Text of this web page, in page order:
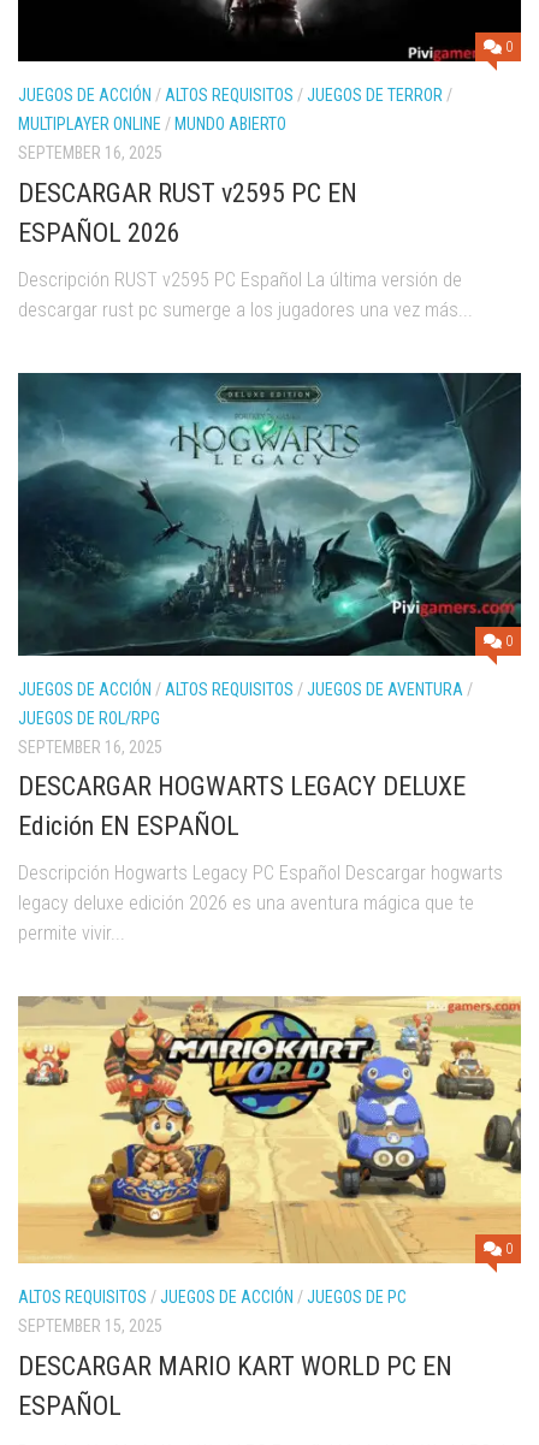
0
JUEGOS DE ACCIÓN /ALTOS REQUISITOS /JUEGOS DE TERROR/
MULTIPLAYER ONLINE/ MUNDO ABIERTO
SEPTEMBER 16, 2025
DESCARGAR RUST v2595 PC EN
ESPAÑOL 2026
Descripción RUST v2595 PC Español La última versión de
descargar rust pc sumerge a los jugadores una vez más...
0
JUEGOS DE ACCIÓN / ALTOS REQUISITOS /JUEGOS DE AVENTURA /
JUEGOS DE ROL/RPG
SEPTEMBER 16, 2025
DESCARGAR HOGWARTS LEGACY DELUXE
Edición EN ESPAÑOL
Descripción Hogwarts Legacy PC Español Descargar hogwarts
legacy deluxe edición 2026 es una aventura mágica que te
permite vivir...
0
ALTOS REQUISITOS /JUEGOS DE ACCIÓN /JUEGOS DE PC
SEPTEMBER 15, 2025
DESCARGAR MARIO KART WORLD PC EN
ESPAÑOL